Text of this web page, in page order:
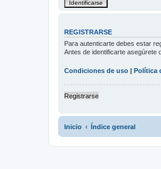
REGISTRARSE
Para autenticarte debes estar
Antes de identificarte asegúrete
Condiciones de uso | Política
Registrarse
Inicio Índice general